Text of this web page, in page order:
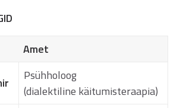
Amet
Psühholoog
(dialektiline käitumisteraapia)